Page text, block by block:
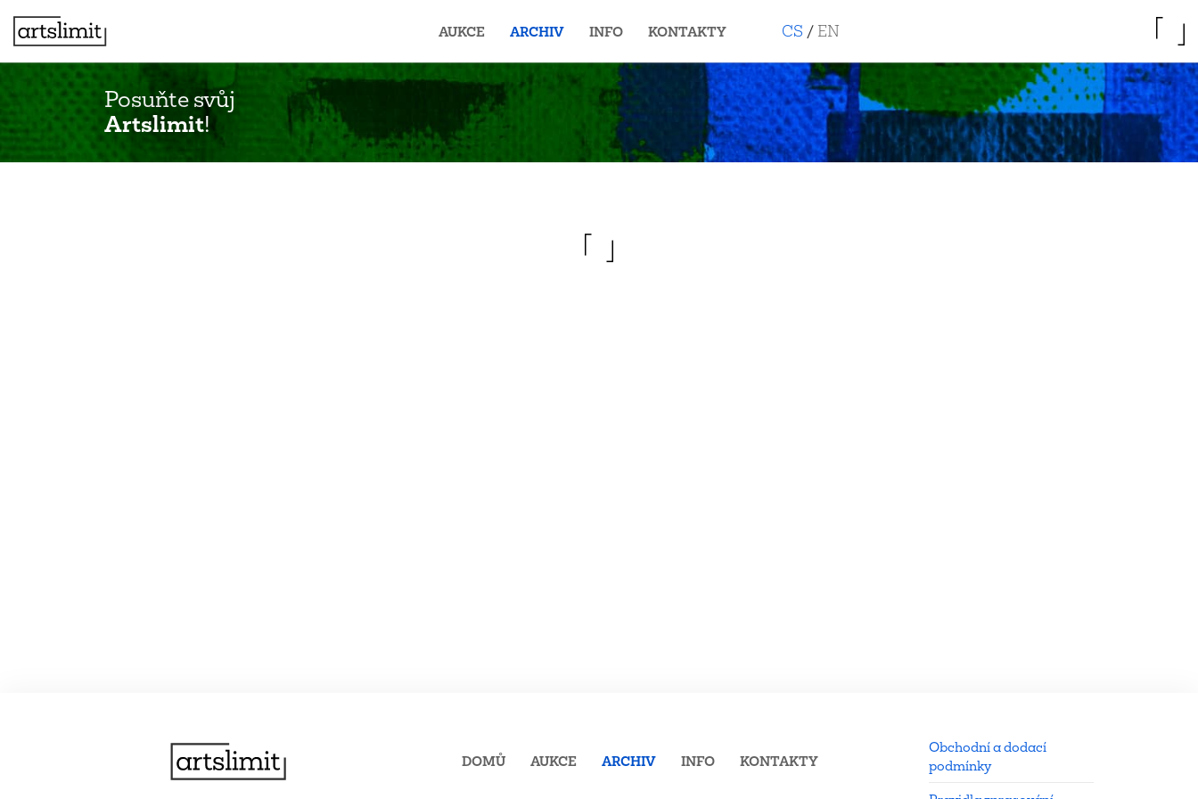
AUKCE ARCHIV INFO KONTAKTY CS / EN
Posuňte svůj
Artslimit!
DOMŮ AUKCE ARCHIV INFO KONTAKTY
Obchodní a dodací
podmínky